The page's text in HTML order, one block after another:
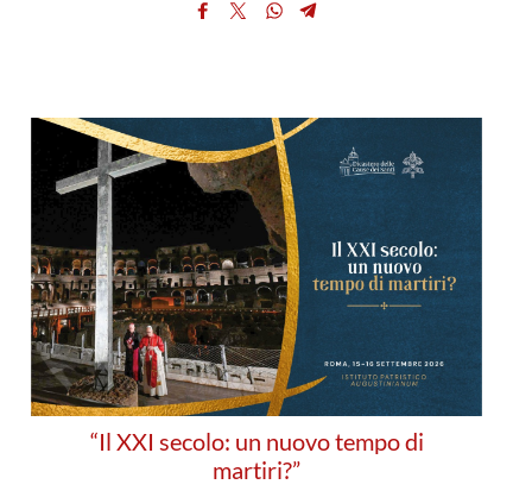
“Il XXI secolo: un nuovo tempo di
martiri?”